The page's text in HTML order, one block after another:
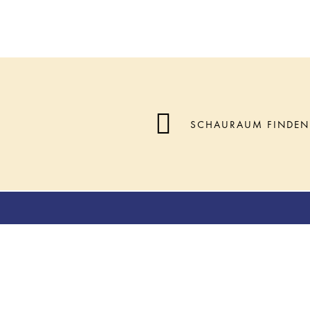
SCHAURAUM FINDEN